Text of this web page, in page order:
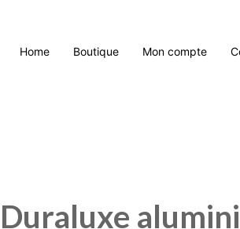
Home Boutique Mon compte
Duraluxe